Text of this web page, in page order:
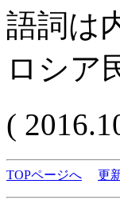
語詞は
ロシア
(
TOPページへ 更